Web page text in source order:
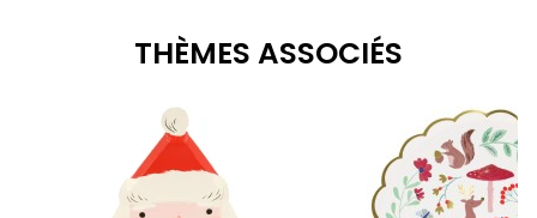
THÈMES ASSOCIÉS